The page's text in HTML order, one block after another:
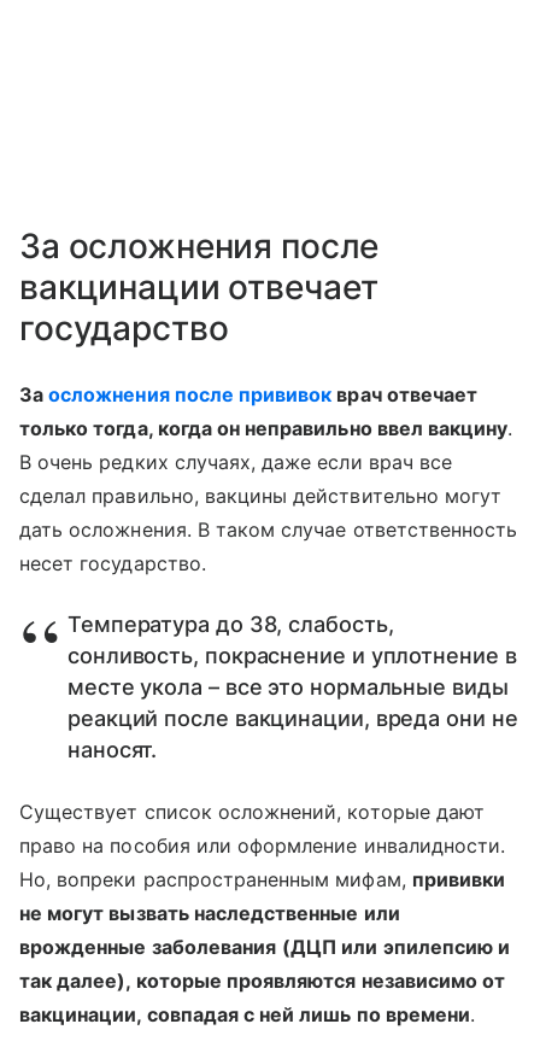
За осложнения после
вакцинации отвечает
государство
Заосложнения после прививок врач отвечает
только тогда, когда он неправильно ввел вакцину.
В очень редких случаях, даже если врач все
сделал правильно, вакцины действительно могут
дать осложнения. В таком случае ответственность
несет государство.
Температура до 38, слабость,
сонливость, покраснение и уплотнение в
месте укола – все это нормальные виды
реакций после вакцинации, вреда они не
наносят.
Существует список осложнений, которые дают
право на пособия или оформление инвалидности.
Но, вопреки распространенным мифам, прививки
не могут вызвать наследственные или
врожденные заболевания (ДЦП или эпилепсию и
так далее), которые проявляются независимо от
вакцинации, совпадая с ней лишь по времени.